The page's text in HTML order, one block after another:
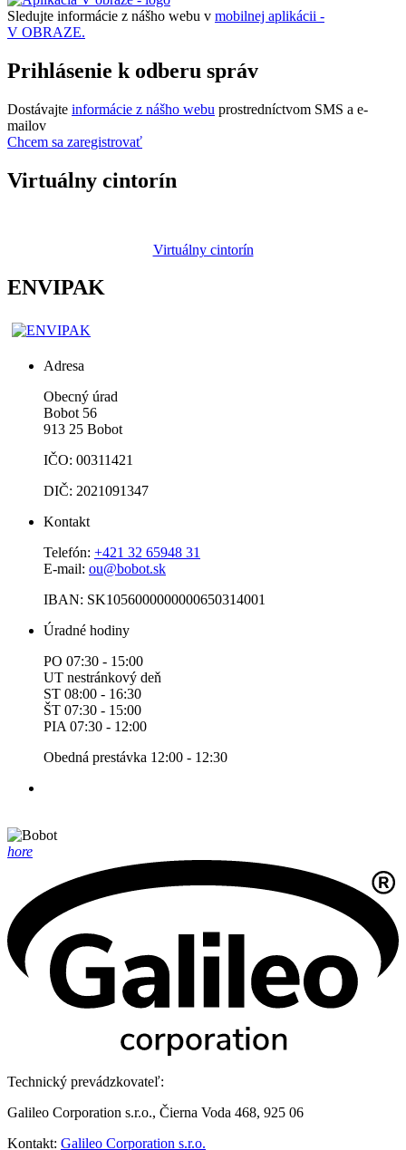
Sledujte informácie z nášho webu v mobilnej aplikácii -
V OBRAZE.
Prihlásenie k odberu správ
Dostávajte informácie z nášho webu prostredníctvom SMS a e-
mailov
Chcem sa zaregistrovať
Virtuálny cintorín
Virtuálny cintorín
ENVIPAK
Adresa
Obecný úrad
Bobot 56
913 25 Bobot
IČO: 00311421
DIČ: 2021091347
Kontakt
Telefón: +421 32 65948 31
E-mail: ou@bobot.sk
IBAN: SK1056000000000650314001
Úradné hodiny
PO 07:30 - 15:00
UT nestránkový deň
ST 08:00 - 16:30
ŠT 07:30 - 15:00
PIA 07:30 - 12:00
Obedná prestávka 12:00 - 12:30
hore
Technický prevádzkovateľ:
Galileo Corporation s.r.o., Čierna Voda 468, 925 06
Kontakt: Galileo Corporation s.r.o.